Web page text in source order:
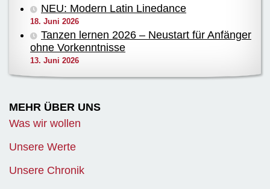
NEU: Modern Latin Linedance
18. Juni 2026
Tanzen lernen 2026 – Neustart für Anfänger
ohne Vorkenntnisse
13. Juni 2026
MEHR ÜBER UNS
Was wir wollen
Unsere Werte
Unsere Chronik